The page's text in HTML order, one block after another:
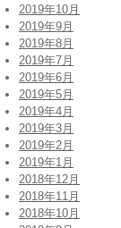
2019年10月
2019年9月
2019年8月
2019年7月
2019年6月
2019年5月
2019年4月
2019年3月
2019年2月
2019年1月
2018年12月
2018年11月
2018年10月